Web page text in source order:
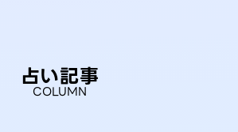
占い記事
COLUMN